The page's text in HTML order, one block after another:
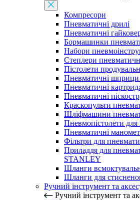
Компресори
Пневматичні дрилі
Пневматичні
Бормашинки
Набори
Степлери
Пістолети
Пневматичні шприци
Пневматичні
Пневматичні
Краскопульти
Шліфмашини
Пневмопістолети
Пневматичні
Фільтри для
Приладдя для
STANLEY
Шланги
Шланги для
Ручний інструмент та
Ручний інструмент та